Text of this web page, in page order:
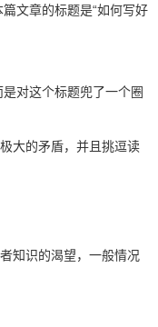
文章的标题是“如何写好
对这个标题兜了一个圈
大的矛盾，并且挑逗读
知识的渴望，一般情况